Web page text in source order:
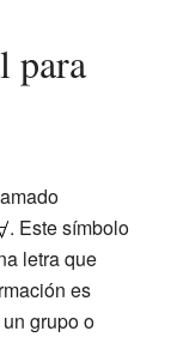
. Este símbolo
letra que
es
grupo o